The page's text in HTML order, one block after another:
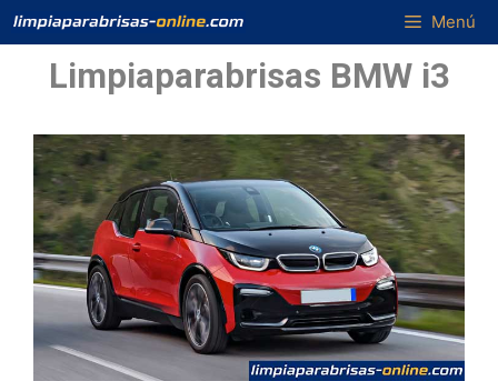
Saltar
al
contenido
Menú
Limpiaparabrisas BMW i3